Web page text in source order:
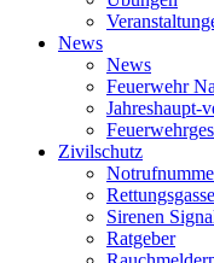
News
News
Feuerwehr
Jahreshaupt-
Zivilschutz
Rettungsgasse
Sirenen
Ratgeber